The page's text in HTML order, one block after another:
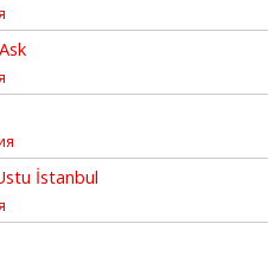
İstanbul